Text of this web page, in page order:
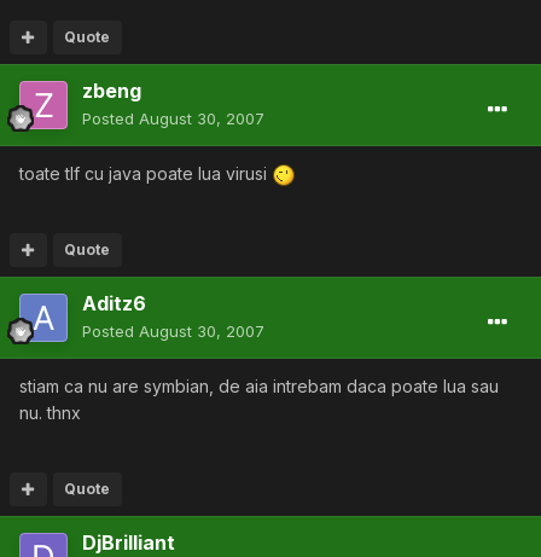
Quote
zbeng
Posted August 30, 2007
toate tlf cu java poate lua virusi
Quote
Aditz6
Posted August 30, 2007
stiam ca nu are symbian, de aia intrebam daca poate lua sau
nu. thnx
Quote
DjBrilliant